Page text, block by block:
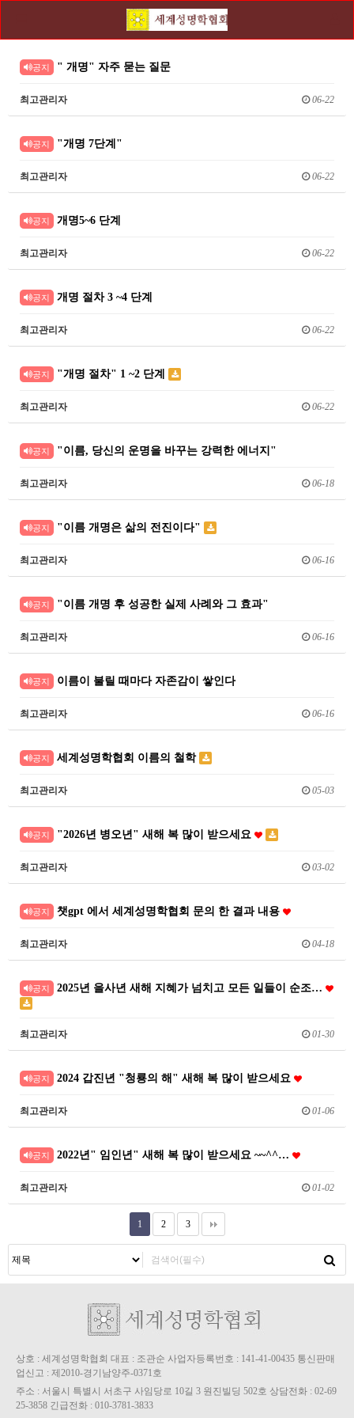
공지 " 개명" 자주 묻는 질문
최고관리자 06-22
공지 "개명 7단계"
최고관리자 06-22
공지 개명5~6 단계
최고관리자 06-22
공지 개명 절차 3 ~4 단계
최고관리자 06-22
공지 "개명 절차" 1 ~2 단계
최고관리자 06-22
공지 "이름, 당신의 운명을 바꾸는 강력한 에너지"
최고관리자 06-18
공지 "이름 개명은 삶의 전진이다"
최고관리자 06-16
공지 "이름 개명 후 성공한 실제 사례와 그 효과"
최고관리자 06-16
공지 이름이 불릴 때마다 자존감이 쌓인다
최고관리자 06-16
공지 세계성명학협회 이름의 철학
최고관리자 05-03
공지 "2026년 병오년" 새해 복 많이 받으세요
최고관리자 03-02
공지 챗gpt 에서 세계성명학협회 문의 한 결과 내용
최고관리자 04-18
공지 2025년 을사년 새해 지혜가 넘치고 모든 일들이 순조…
최고관리자 01-30
공지 2024 갑진년 "청룡의 해" 새해 복 많이 받으세요
최고관리자 01-06
공지 2022년" 임인년" 새해 복 많이 받으세요 ~~^^…
최고관리자 01-02
1 2 3
상호 : 세계성명학협회 대표 : 조관순 사업자등록번호 : 141-41-00435 통신판매
업신고 : 제2010-경기남양주-0371호
주소 : 서울시 특별시 서초구 사임당로 10길 3 원진빌딩 502호 상담전화 : 02-69
25-3858 긴급전화 : 010-3781-3833